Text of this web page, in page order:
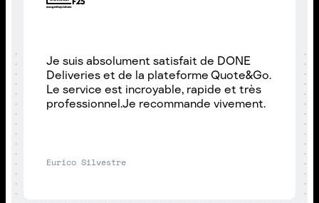
Je suis absolument satisfait de DONE
Deliveries et de la plateforme Quote&Go.
Le service est incroyable, rapide et très
professionnel.Je recommande vivement.
Eurico Silvestre